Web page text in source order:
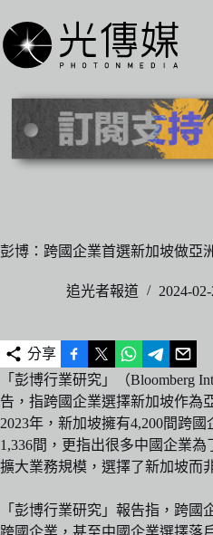
至
主
內
彭博：跨國企業首選新加坡做亞
追光者報道 2024-
分享
「彭博行業研究」（Bloomberg
告，指跨國企業選擇新加坡作為
2023年，新加坡擁有4,200間跨
1,336間，更指出很多中國企業
擴大業務規模，選擇了新加坡而
「彭博行業研究」報告指，跨
跨國企業，甚至中國企業選擇落